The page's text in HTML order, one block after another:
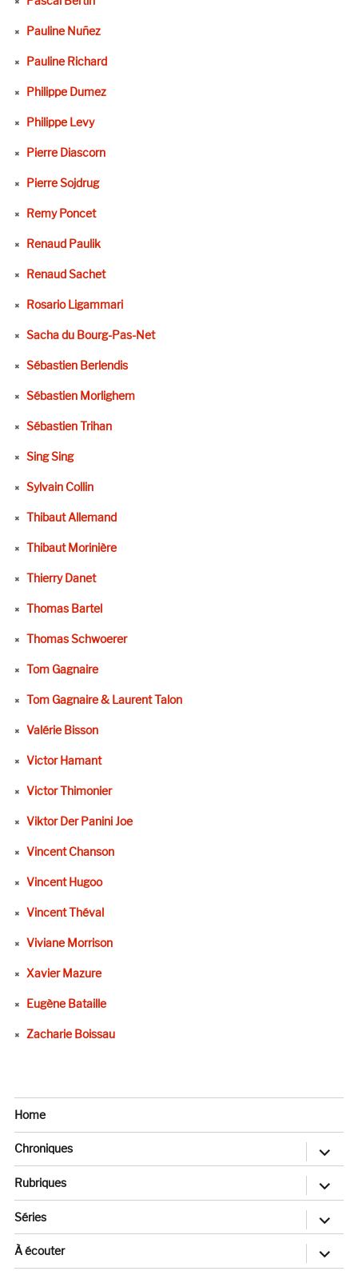
Pauline Nuñez
Pauline Richard
Philippe Dumez
Philippe Levy
Pierre Diascorn
Pierre Sojdrug
Remy Poncet
Renaud Paulik
Renaud Sachet
Rosario Ligammari
Sacha du Bourg-Pas-Net
Sébastien Berlendis
Sébastien Morlighem
Sébastien Trihan
Sing Sing
Sylvain Collin
Thibaut Allemand
Thibaut Morinière
Thierry Danet
Thomas Bartel
Thomas Schwoerer
Tom Gagnaire
Tom Gagnaire & Laurent Talon
Valérie Bisson
Victor Hamant
Victor Thimonier
Viktor Der Panini Joe
Vincent Chanson
Vincent Hugoo
Vincent Théval
Viviane Morrison
Xavier Mazure
Eugène Bataille
Zacharie Boissau
Home
Chroniques
ouvrir
sous-
menu
Rubriques
ouvrir
sous-
menu
Séries
ouvrir
sous-
menu
À écouter
ouvrir
le